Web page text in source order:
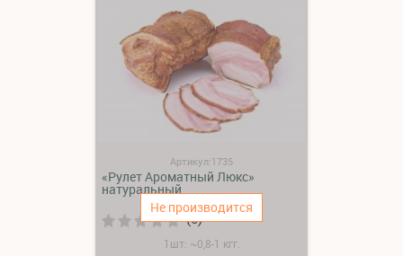
Не производится
Артикул:1735
«Рулет Ароматный Люкс»
натуральный
(0)
1шт: ~0,8-1 кгг.